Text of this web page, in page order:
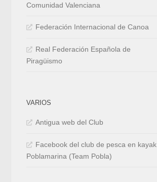
Comunidad Valenciana
Federación Internacional de Canoa
Real Federación Española de
Piragüismo
VARIOS
Antigua web del Club
Facebook del club de pesca en kayak
Poblamarina (Team Pobla)